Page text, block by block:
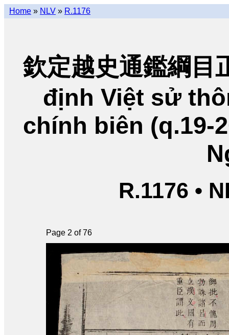
Home » NLV » R.1176
欽定越史通鑑綱目
định Việt sử
chính biên (q.19-
R.1176 •
Page 2 of 76